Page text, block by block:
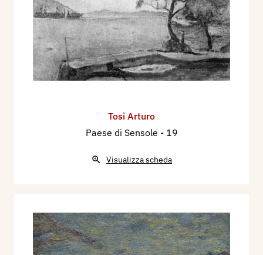
Tosi Arturo
Paese di Sensole - 19
Visualizza scheda